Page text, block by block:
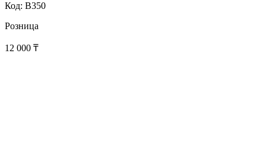
Код: B350
Розница
12 000 ₸